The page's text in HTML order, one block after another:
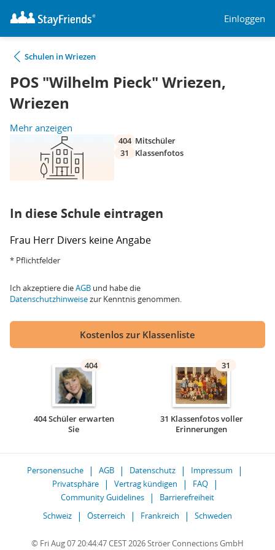
Einloggen
Schulen in Wriezen
POS "Wilhelm Pieck" Wriezen,
Wriezen
Mehr anzeigen
404 Mitschüler
31
Klassenfotos
In diese Schule eintragen
Frau Herr Divers keine Angabe
* Pflichtfelder
Ich akzeptiere dieAGB und habe die
Datenschutzhinweisezur Kenntnis genommen.
Kostenlos zur Klassenliste
404
404 Schüler erwarten
Sie
31
31 Klassenfotos voller
Erinnerungen
Personensuche AGB Datenschutz
Impressum
Privatsphäre
Vertrag kündigen
FAQ
Community Guidelines
Barrierefreiheit
Schweiz
Österreich Frankreich Schweden
© Fri Aug 07 20:44:47 CEST 2026 Ströer Connections GmbH